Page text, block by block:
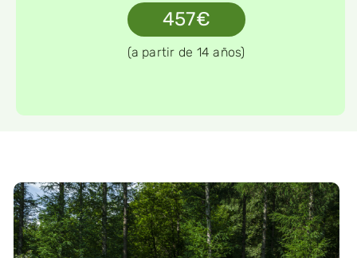
457€
(a partir de 14 años)